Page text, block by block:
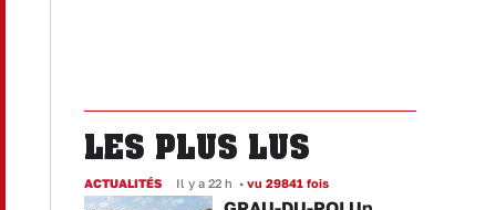
LES PLUS LUS
ACTUALITÉS Il y a 22 h • vu 29841 fois